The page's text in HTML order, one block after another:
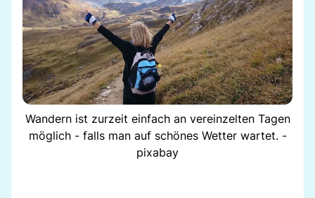
Wandern ist zurzeit einfach an vereinzelten Tagen
möglich - falls man auf schönes Wetter wartet. -
pixabay